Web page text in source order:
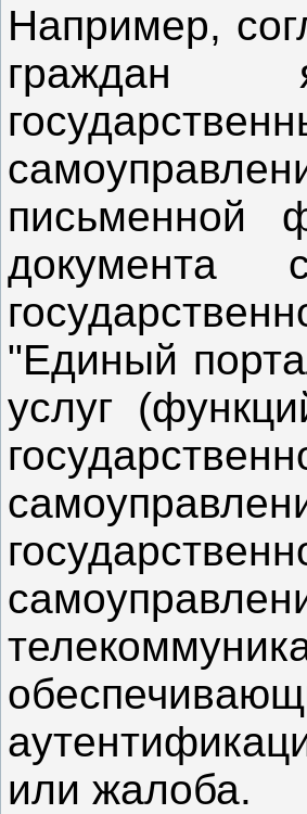
Например,
граждан
письменной
документа
"Единый
услуг
или